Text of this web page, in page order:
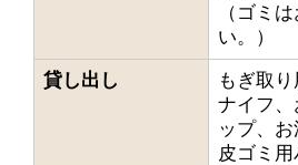
（ゴミ
い。）
貸し出し
もぎ取
ナイフ、
ップ、お
皮ゴミ用